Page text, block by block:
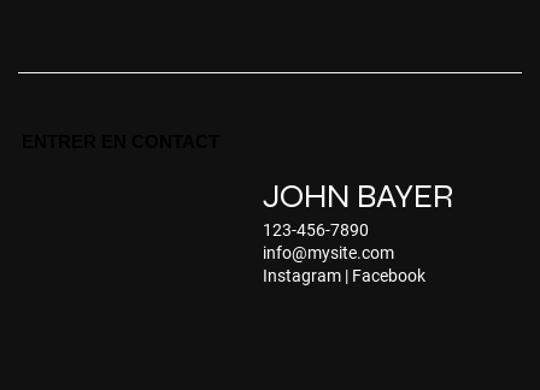
JOHN BAYER
123-456-7890
info@mysite.com
Instagram | Facebook